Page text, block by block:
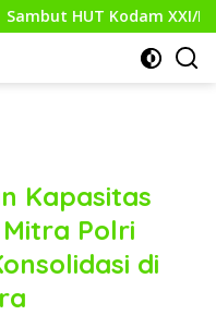
Intan, Kodim
Kapasitas
Polri
di